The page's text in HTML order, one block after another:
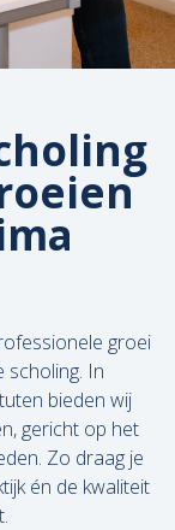
groei
scholing. In
bieden wij
gericht op het
Zo draag je
én de kwaliteit